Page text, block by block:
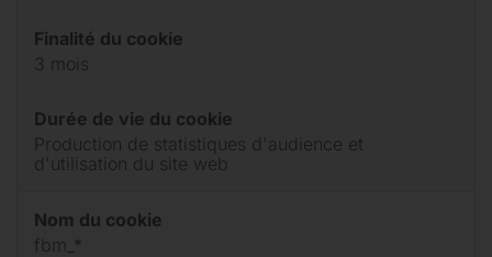
Finalité du cookie
3 mois
Durée de vie du cookie
Production de statistiques d'audience et
d'utilisation du site web
Nom du cookie
fbm_*